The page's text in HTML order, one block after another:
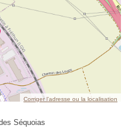
Corriger l’adresse ou la localisation
Séquoias